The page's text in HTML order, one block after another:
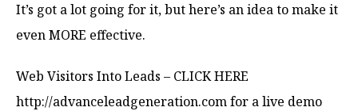
It’s got a lot going for it, but here’s an idea to make it
even MORE effective.
Web Visitors Into Leads – CLICK HERE
http://advanceleadgeneration.com for a live demo